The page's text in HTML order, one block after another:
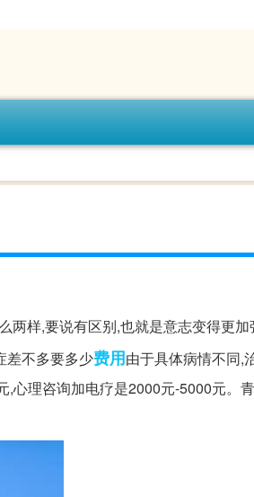
样,要说有区别,也就是意志变得更
差不多要多少费用由于具体病情不同,
心理咨询加电疗是2000元-5000元。